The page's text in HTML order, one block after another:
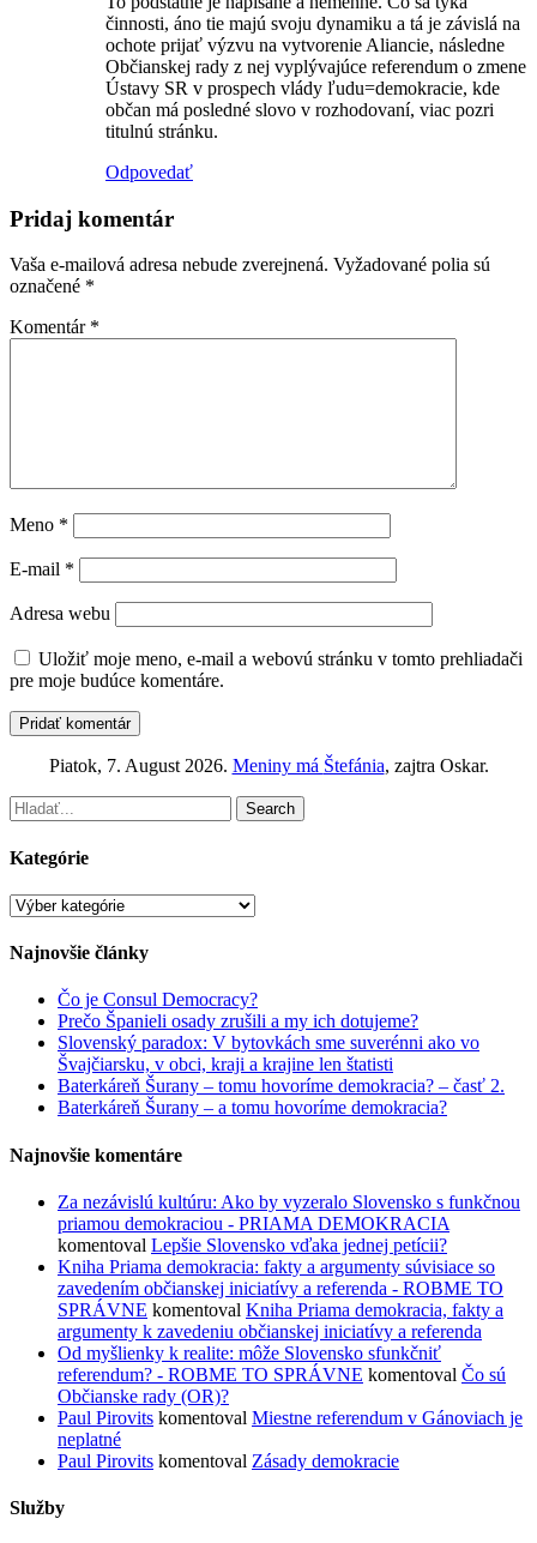
činnosti, áno tie majú svoju dynamiku a tá je závislá na
ochote prijať výzvu na vytvorenie Aliancie, následne
Občianskej rady z nej vyplývajúce referendum o zmene
Ústavy SR v prospech vlády ľudu=demokracie, kde
občan má posledné slovo v rozhodovaní, viac pozri
titulnú stránku.
Odpovedať
Pridaj komentár
Vaša e-mailová adresa nebude zverejnená. Vyžadované polia sú
označené *
Komentár *
Meno *
E-mail *
Adresa webu
Uložiť moje meno, e-mail a webovú stránku v tomto prehliadači
pre moje budúce komentáre.
Piatok, 7. August 2026. Meniny má Štefánia, zajtra Oskar.
Facebook
Email
Search
for:
Kategórie
Kategórie
Najnovšie články
Čo je Consul Democracy?
Prečo Španieli osady zrušili a my ich dotujeme?
Slovenský paradox: V bytovkách sme suverénni ako vo
Švajčiarsku, v obci, kraji a krajine len štatisti
Baterkáreň Šurany – tomu hovoríme demokracia? – časť 2.
Baterkáreň Šurany – a tomu hovoríme demokracia?
Najnovšie komentáre
Za nezávislú kultúru: Ako by vyzeralo Slovensko s funkčnou
priamou demokraciou - PRIAMA DEMOKRACIA
komentoval Lepšie Slovensko vďaka jednej petícii?
Kniha Priama demokracia: fakty a argumenty súvisiace so
zavedením občianskej iniciatívy a referenda - ROBME TO
SPRÁVNE komentoval Kniha Priama demokracia, fakty a
argumenty k zavedeniu občianskej iniciatívy a referenda
Od myšlienky k realite: môže Slovensko sfunkčniť
referendum? - ROBME TO SPRÁVNE komentoval Čo sú
Občianske rady (OR)?
Paul Pirovits komentoval Miestne referendum v Gánoviach je
neplatné
Paul Pirovits komentoval Zásady demokracie
Služby